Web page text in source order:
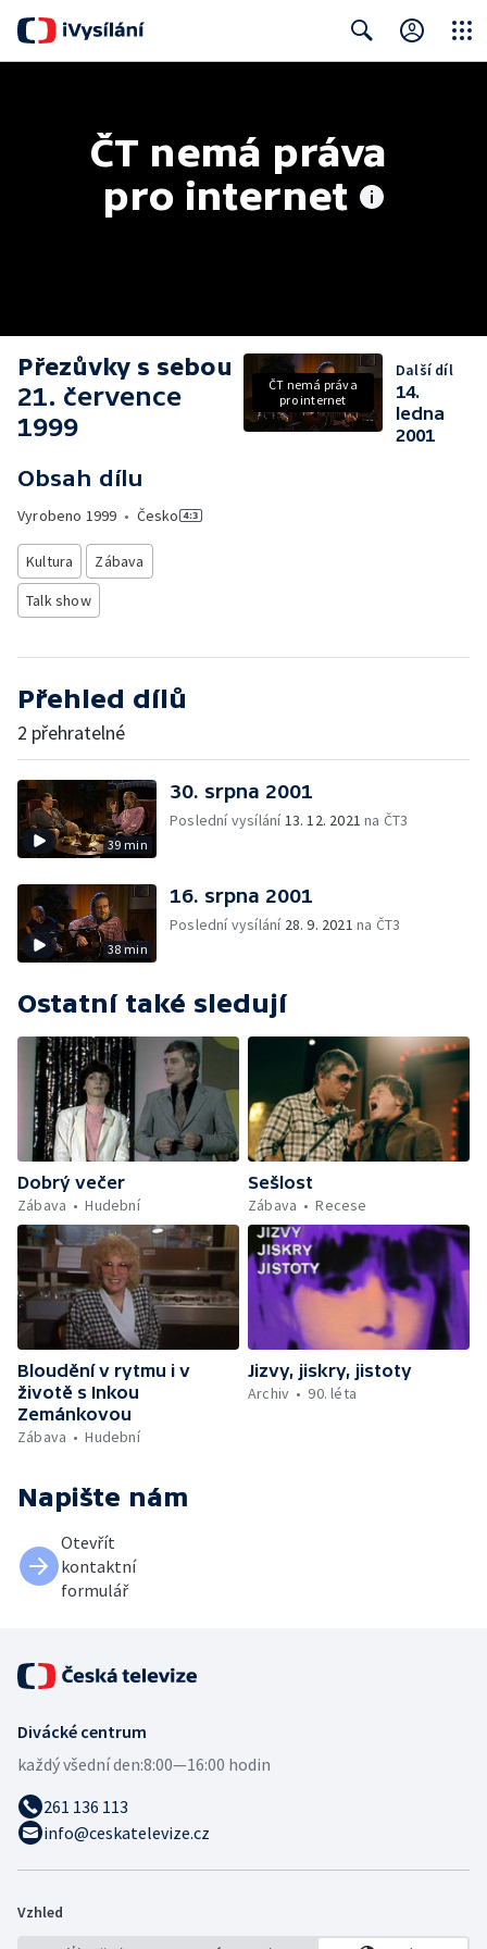
ČT nemá práva
pro internet
Přezůvky s sebou
21. července
1999
Obsah dílu
Vyrobeno 1999 • Česko
Kultura
Zábava
Talk show
ČT nemá práva
pro internet
Další díl
14.
ledna
2001
Přehled dílů
2 přehratelné
39 min
30. srpna 2001
Poslední vysílání13. 12. 2021 na ČT3
38 min
16. srpna 2001
Poslední vysílání 28. 9. 2021 na ČT3
Ostatní také sledují
Dobrý večer
Zábava
Hudební
Sešlost
Zábava
Recese
Bloudění v rytmu i v
životě s Inkou
Zemánkovou
Zábava
Hudební
Jizvy, jiskry, jistoty
Archiv
90. léta
Napište nám
Otevřít
kontaktní
formulář
Divácké centrum
každý všední den:8:00—16:00 hodin
261 136 113
info@ceskatelevize.cz
Vzhled